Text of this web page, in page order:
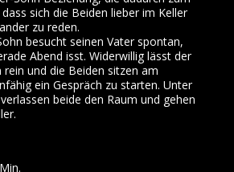
sich die Beiden lieber im Keller
zu reden.
besucht seinen Vater spontan,
Abend isst. Widerwillig lässt der
rein und die Beiden sitzen am
ein Gespräch zu starten. Unter
beide den Raum und gehen